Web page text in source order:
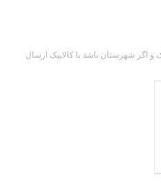
و اگر شهرستان باشد با کالاپیک ارسال